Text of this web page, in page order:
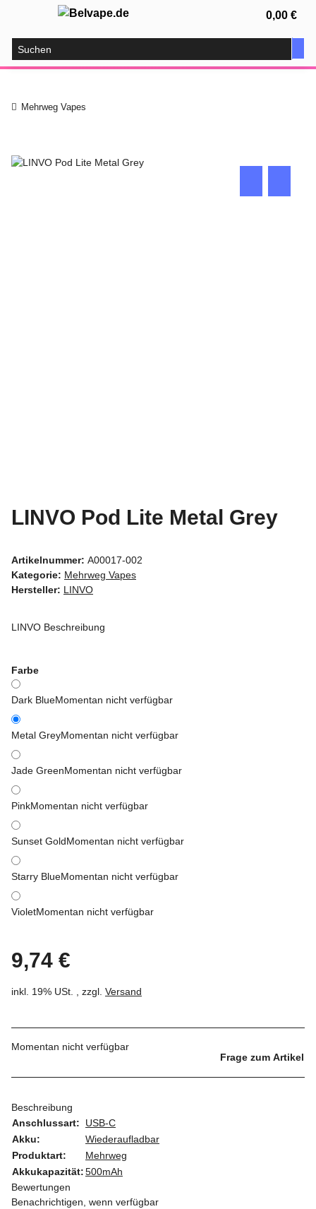
0,00 €
Mehrweg Vapes
LINVO Pod Lite Metal Grey
Artikelnummer: A00017-002
Kategorie: Mehrweg Vapes
Hersteller: LINVO
LINVO Beschreibung
Farbe
Dark BlueMomentan nicht verfügbar
Metal GreyMomentan nicht verfügbar
Jade GreenMomentan nicht verfügbar
PinkMomentan nicht verfügbar
Sunset GoldMomentan nicht verfügbar
Starry BlueMomentan nicht verfügbar
VioletMomentan nicht verfügbar
9,74 €
inkl. 19% USt. , zzgl. Versand
Momentan nicht verfügbar
Frage zum Artikel
Beschreibung
Anschlussart:
USB-C
Akku:
Wiederaufladbar
Produktart:
Mehrweg
Akkukapazität:500mAh
Bewertungen
Benachrichtigen, wenn verfügbar